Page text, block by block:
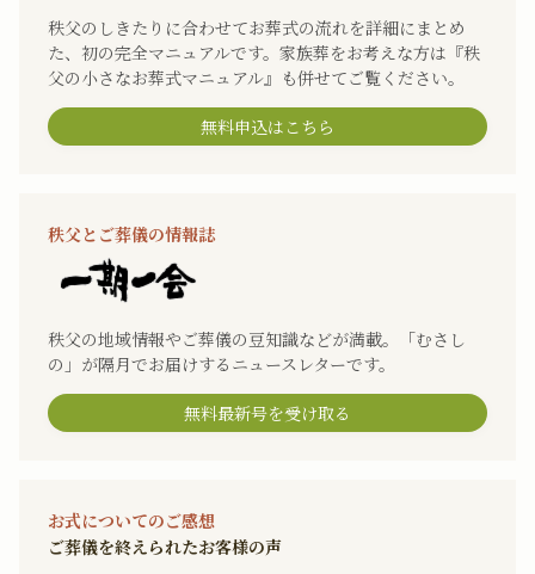
秩父のしきたりに合わせてお葬式の流れを詳細にまとめ
た、初の完全マニュアルです。家族葬をお考えな方は『秩
父の小さなお葬式マニュアル』も併せてご覧ください。
無料申込はこちら
秩父とご葬儀の情報誌
秩父の地域情報やご葬儀の豆知識などが満載。「むさし
の」が隔月でお届けするニュースレターです。
無料最新号を受け取る
お式についてのご感想
ご葬儀を終えられたお客様の声